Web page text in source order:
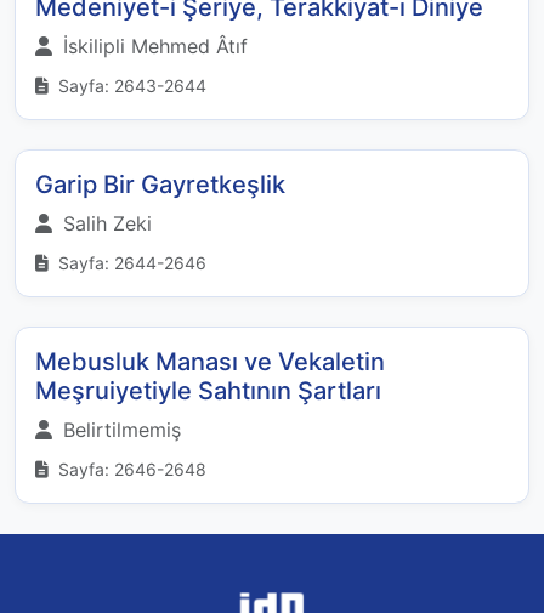
Medeniyet-i Şeriye, Terakkiyat-ı Diniye
İskilipli Mehmed Âtıf
Sayfa: 2643-2644
Garip Bir Gayretkeşlik
Salih Zeki
Sayfa: 2644-2646
Mebusluk Manası ve Vekaletin
Meşruiyetiyle Sahtının Şartları
Belirtilmemiş
Sayfa: 2646-2648